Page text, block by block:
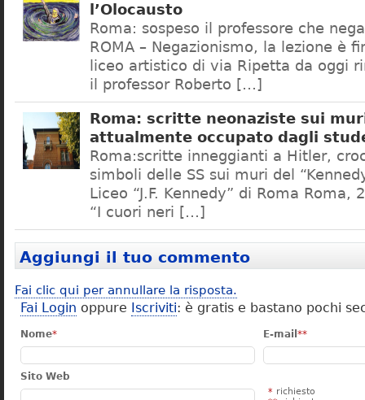
l’Olocausto
Roma: sospeso il professore che
ROMA – Negazionismo, la lezione è
liceo artistico di via Ripetta da oggi
il professor Roberto […]
Roma: scritte neonaziste sui
attualmente occupato dagli
Roma:scritte inneggianti a Hitler,
simboli delle SS sui muri del
Liceo “J.F. Kennedy” di Roma Roma,
“I cuori neri […]
Aggiungi il tuo commento
Fai clic qui per annullare la risposta.
Fai Login oppure Iscriviti: è gratis e bastano pochi
Nome* E-mail **
Sito Web
* richiesto